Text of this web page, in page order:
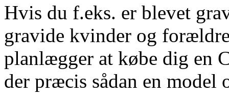
Hvis du f.eks. er blevet
gravide kvinder og
planlægger at købe dig en
der præcis sådan en model